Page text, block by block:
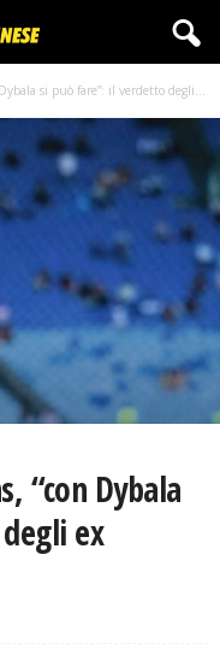
si può fare”: il verdetto degli...
“con Dybala
ex